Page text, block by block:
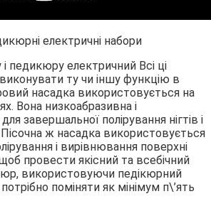
педикюру електричний Всі ці
ту чи іншу функцію в
насадка використовується на
Вона низкоабразивна і
завершальної полірування нігтів і
ж насадка використовується
і вирівнювання поверхні
провести якісний та всебічний
використовуючи педікюрний
поміняти як мінімум п\’ять